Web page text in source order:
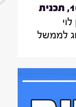
חותמים שבוע ברדיוס 100FM, תכנית
לממשל
על
חשמל
חדש